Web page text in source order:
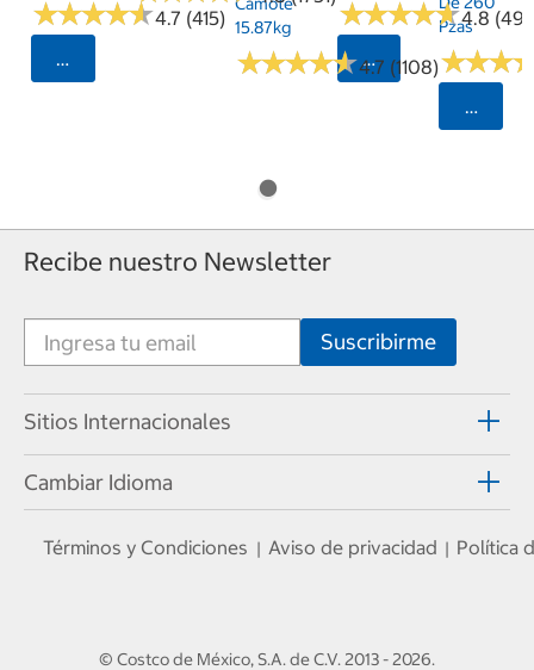
★★★★★
★★★★★4.7 (415)
Seleccionar Código Postal
15.87kg
★★★★★
★★★★★4.7 (1108)
★★★★★
★★★★★4.8
Seleccionar
Pzas
★★★
★★★
Recibe nuestro Newsletter
Sitios Internacionales
Cambiar Idioma
Términos y Condiciones | Aviso de privacidad | Política
© Costco de México, S.A. de C.V.2013 - 2026.